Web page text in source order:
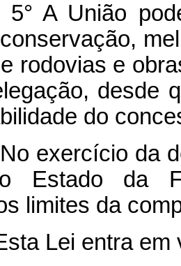
5° A União
rodovias e
desde
do
exercício da
Estado da
limites da
Lei entra